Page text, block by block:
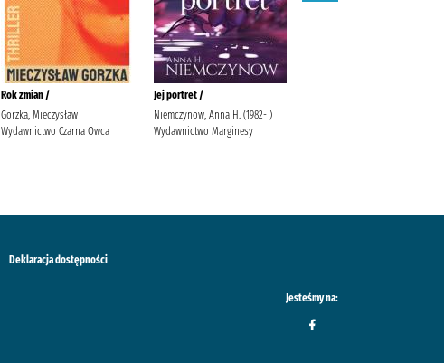
Rok zmian /
Gorzka, Mieczysław
Wydawnictwo Czarna Owca
Jej portret /
Niemczynow, Anna H. (1982- )
Wydawnictwo Marginesy
Deklaracja dostępności
Jesteśmy na: